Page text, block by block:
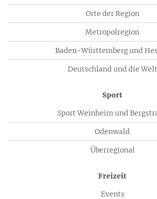
Orte der Region
Metropolregion
Baden-Württemberg und
Deutschland und die Welt
Sport
Sport Weinheim und
Odenwald
Überregional
Freizeit
Events